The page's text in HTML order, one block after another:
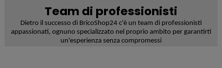
Team di professionisti
Dietro il successo di BricoShop24 c'è un team di professionisti
appassionati, ognuno specializzato nel proprio ambito per garantirti
un'esperienza senza compromessi